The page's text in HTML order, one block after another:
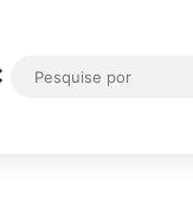
Artigo aleatório